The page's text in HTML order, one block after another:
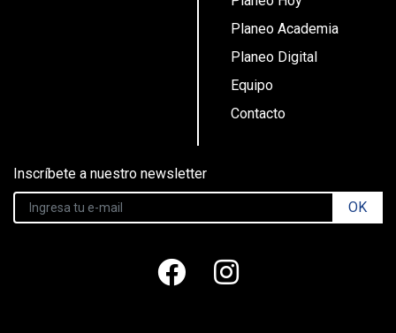
Planeo Academia
Planeo Digital
Equipo
Contacto
Inscríbete a nuestro newsletter
OK